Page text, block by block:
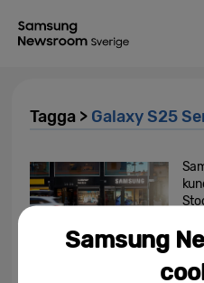
Tagga > Galaxy S25
26/
Nu
Samsung